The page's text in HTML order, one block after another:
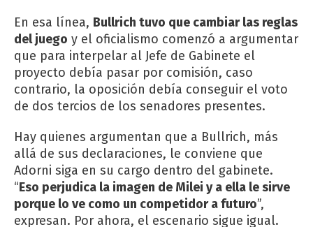
En esa línea, Bullrich tuvo que cambiar las reglas
del juego y el oficialismo comenzó a argumentar
que para interpelar al Jefe de Gabinete el
proyecto debía pasar por comisión, caso
contrario, la oposición debía conseguir el voto
de dos tercios de los senadores presentes.
Hay quienes argumentan que a Bullrich, más
allá de sus declaraciones, le conviene que
Adorni siga en su cargo dentro del gabinete.
“Eso perjudica la imagen de Milei y a ella le sirve
porque lo ve como un competidor a futuro”,
expresan. Por ahora, el escenario sigue igual.